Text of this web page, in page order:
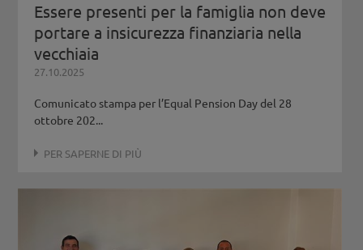
Essere presenti per la famiglia non deve
portare a insicurezza finanziaria nella
vecchiaia
27.10.2025
Comunicato stampa per l’Equal Pension Day del 28
ottobre 202...
PER SAPERNE DI PIÙ